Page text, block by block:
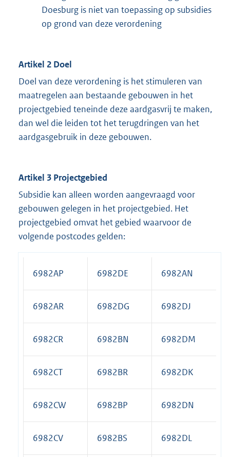
Doesburg is niet van toepassing op subsidies
op grond van deze verordening
Artikel 2 Doel
Doel van deze verordening is het stimuleren van
maatregelen aan bestaande gebouwen in het
projectgebied teneinde deze aardgasvrij te maken,
dan wel die leiden tot het terugdringen van het
aardgasgebruik in deze gebouwen.
Artikel 3 Projectgebied
Subsidie kan alleen worden aangevraagd voor
gebouwen gelegen in het projectgebied. Het
projectgebied omvat het gebied waarvoor de
volgende postcodes gelden:
6982AP 6982DE 6982AN
6982AR 6982DG 6982DJ
6982CR 6982BN 6982DM
6982CT 6982BR 6982DK
6982CW 6982BP 6982DN
6982CV 6982BS 6982DL